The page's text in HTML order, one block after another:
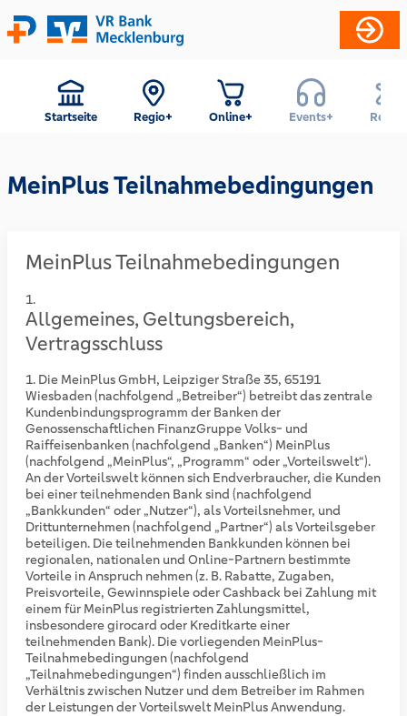
Startseite Regio+ Online+ Events+ Reise+
MeinPlus Teilnahmebedingungen
MeinPlus Teilnahmebedingungen
Allgemeines, Geltungsbereich,
Vertragsschluss
Die MeinPlus GmbH, Leipziger Straße 35, 65191
Wiesbaden (nachfolgend „Betreiber“) betreibt das zentrale
Kundenbindungsprogramm der Banken der
Genossenschaftlichen FinanzGruppe Volks- und
Raiffeisenbanken (nachfolgend „Banken“) MeinPlus
(nachfolgend „MeinPlus“, „Programm“ oder „Vorteilswelt“).
An der Vorteilswelt können sich Endverbraucher, die Kunden
bei einer teilnehmenden Bank sind (nachfolgend
„Bankkunden“ oder „Nutzer“), als Vorteilsnehmer, und
Drittunternehmen (nachfolgend „Partner“) als Vorteilsgeber
beteiligen. Die teilnehmenden Bankkunden können bei
regionalen, nationalen und Online-Partnern bestimmte
Vorteile in Anspruch nehmen (z. B. Rabatte, Zugaben,
Preisvorteile, Gewinnspiele oder Cashback bei Zahlung mit
einem für MeinPlus registrierten Zahlungsmittel,
insbesondere girocard oder Kreditkarte einer
teilnehmenden Bank). Die vorliegenden MeinPlus-
Teilnahmebedingungen (nachfolgend
„Teilnahmebedingungen“) finden ausschließlich im
Verhältnis zwischen Nutzer und dem Betreiber im Rahmen
der Leistungen der Vorteilswelt MeinPlus Anwendung.